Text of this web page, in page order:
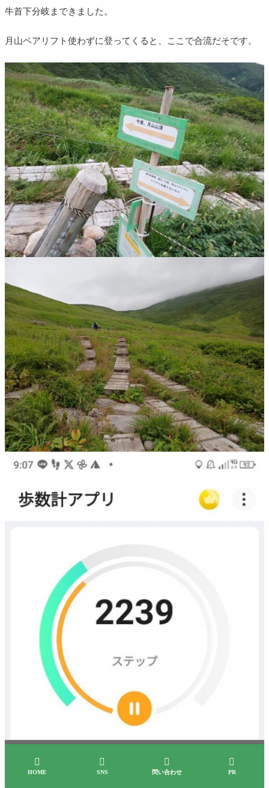
牛首下分岐まできました。
月山ペアリフト使わずに登ってくると、ここで合流だそです。

HOME

SNS

問い合わせ

PR